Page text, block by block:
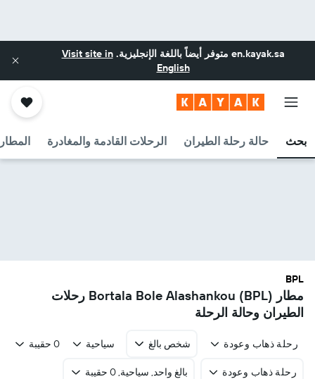
en.kayak.sa متوفر أيضاً باللغة الإنجليزية.Visit site in
English
بحث حالة رحلة الطيران الرحلات القادمة والمغادرة
BPL
مطار Bortala Bole Alashankou (BPL) رحلات
الطيران وحالة الرحلة
رحلة ذهاب وعودة شخص بالغ سياحية 0 حقيبة
رحلة ذهاب وعودة بالغ واحد, سياحية, 0 حقيبة